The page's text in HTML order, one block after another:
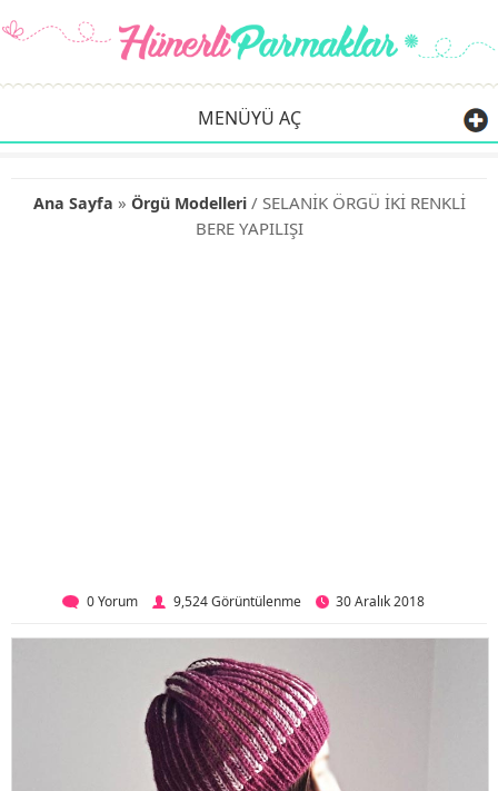
MENÜYÜ AÇ
Ana Sayfa » Örgü Modelleri/ SELANİK ÖRGÜ İKİ RENKLİ
BERE YAPILIŞI
0 Yorum 9,524 Görüntülenme 30 Aralık 2018